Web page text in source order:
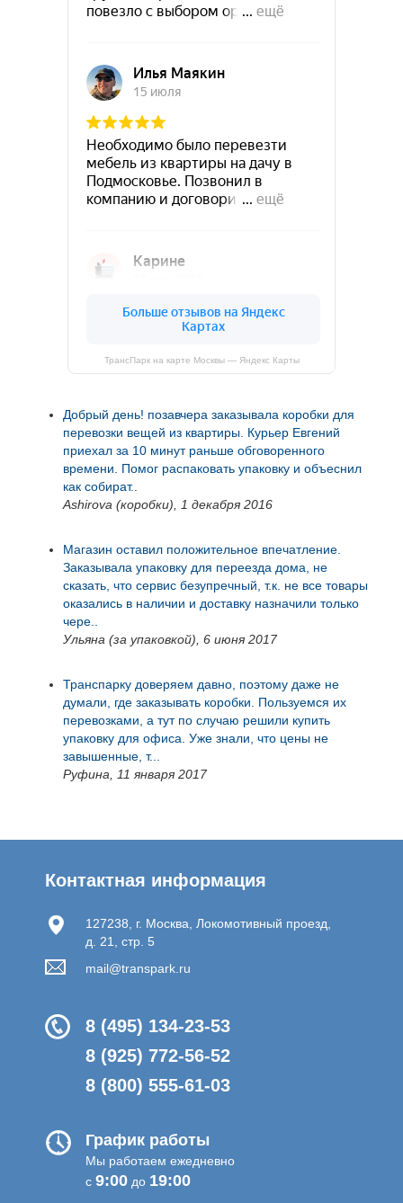
ТрансПарк на карте Москвы — Яндекс Карты
Добрый день! позавчера заказывала коробки для
перевозки вещей из квартиры. Курьер Евгений
приехал за 10 минут раньше обговоренного
времени. Помог распаковать упаковку и объеснил
как собират..
Ashirova (коробки), 1 декабря 2016
Магазин оставил положительное впечатление.
Заказывала упаковку для переезда дома, не
сказать, что сервис безупречный, т.к. не все товары
оказались в наличии и доставку назначили только
чере..
Ульяна (за упаковкой), 6 июня 2017
Транспарку доверяем давно, поэтому даже не
думали, где заказывать коробки. Пользуемся их
перевозками, а тут по случаю решили купить
упаковку для офиса. Уже знали, что цены не
завышенные, т...
Руфина, 11 января 2017
Контактная информация
127238, г. Москва, Локомотивный проезд,
д. 21, стр. 5
mail@transpark.ru
8 (495) 134-23-53
8 (925) 772-56-52
8 (800) 555-61-03
График работы
Мы работаем ежедневно
с 9:00 до 19:00